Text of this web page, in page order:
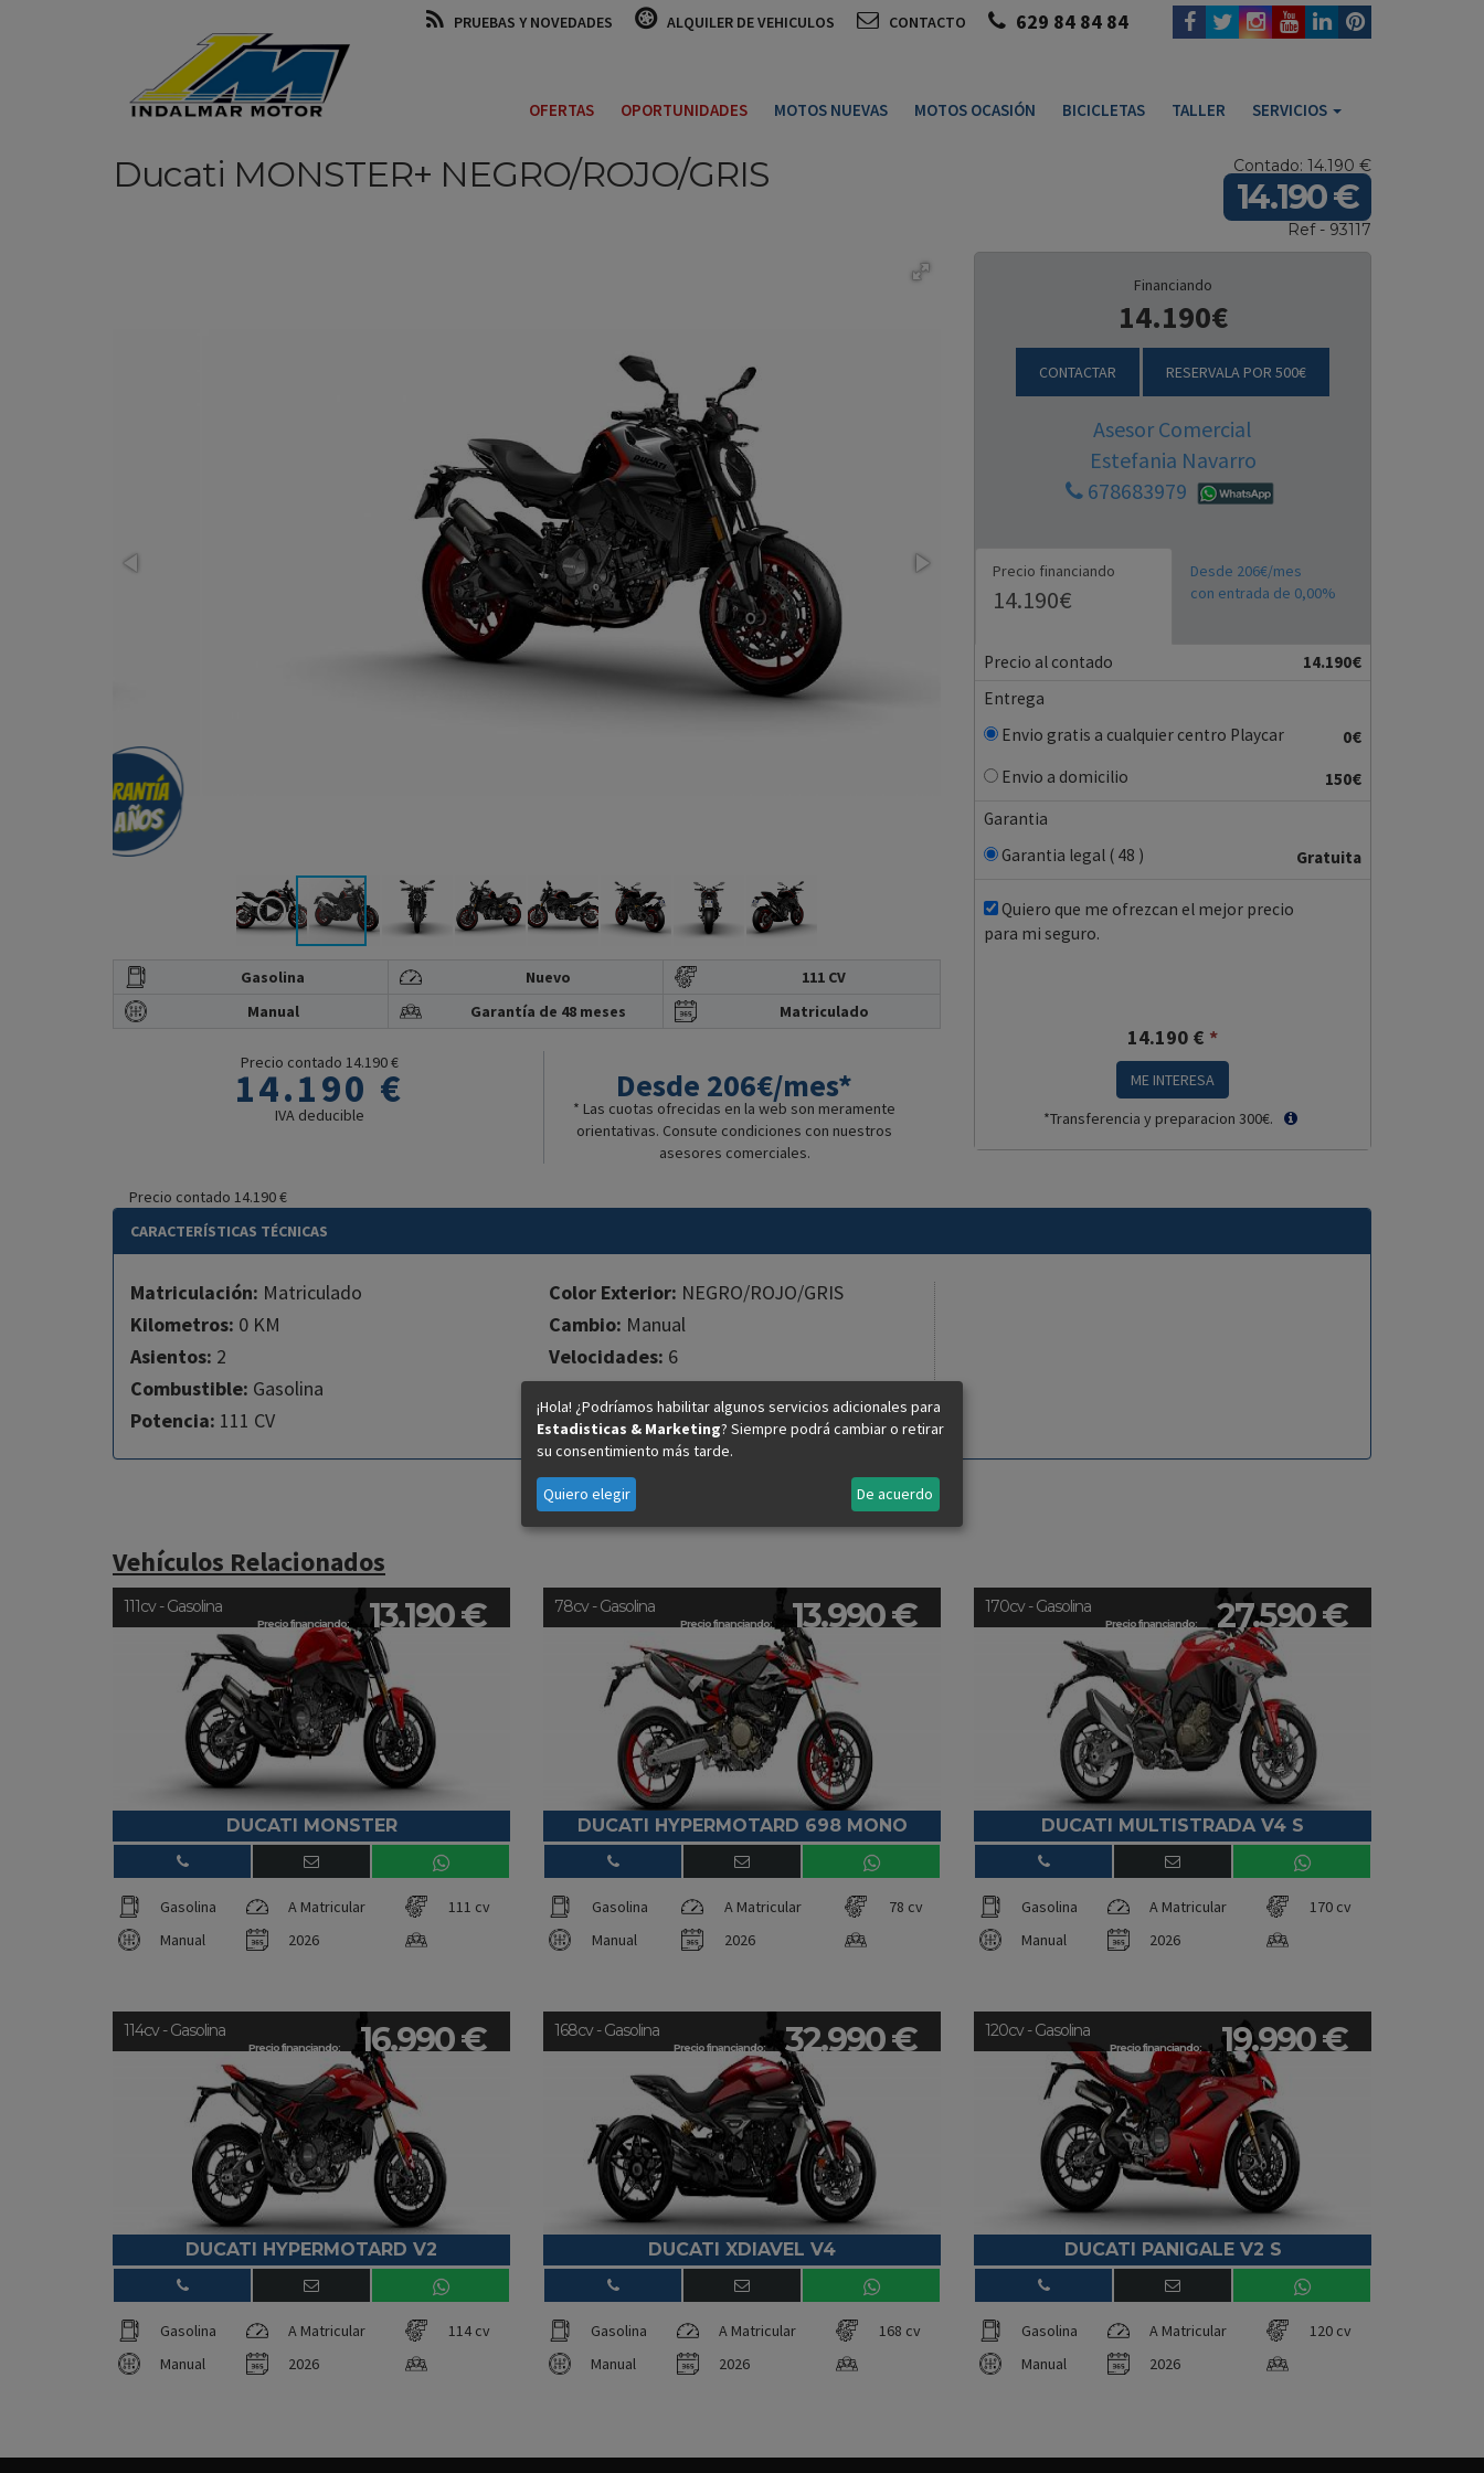
PRUEBAS Y NOVEDADES ALQUILER DE VEHICULOS CONTACTO 629 84 84 84
OFERTAS OPORTUNIDADES MOTOS NUEVAS MOTOS OCASIÓN BICICLETAS TALLER SERVICIOS
Contado: 14.190 €
14.190 €
Ref - 93117
Ducati MONSTER+ NEGRO/ROJO/GRIS
Gasolina Nuevo
111 CV
Manual
Garantía de 48 meses Matriculado
Precio contado 14.190 €
14.190 €
IVA deducible
Desde 206€/mes*
* Las cuotas ofrecidas en la web son meramente
orientativas. Consute condiciones con nuestros
asesores comerciales.
Precio contado 14.190 €
Financiando
14.190€
CONTACTAR RESERVALA POR 500€
Asesor Comercial
Estefania Navarro
678683979
Precio financiando
14.190€
Desde 206€/mes
con entrada de 0,00%
Precio al contado
14.190€
Entrega
Envio gratis a cualquier centro Playcar
0€
Envio a domicilio
150€
Garantia
Garantia legal ( 48 )
Gratuita
Quiero que me ofrezcan el mejor precio
para mi seguro.
14.190 € *
ME INTERESA
*Transferencia y preparacion 300€.
CARACTERÍSTICAS TÉCNICAS
Matriculación: Matriculado
Kilometros: 0 KM
Asientos: 2
Combustible: Gasolina
Potencia: 111 CV
Color Exterior: NEGRO/ROJO/GRIS
Cambio: Manual
Velocidades: 6
Cilindros:2
Cilindrada:937 cc.
Vehículos Relacionados
Precio financiando: 13.190 €
111cv - Gasolina
DUCATI MONSTER
Gasolina A Matricular
111 cv
Manual
2026
Precio financiando: 13.990 €
78cv - Gasolina
DUCATI HYPERMOTARD 698 MONO
Gasolina A Matricular
78 cv
Manual
2026
Precio financiando: 27.590 €
170cv - Gasolina
DUCATI MULTISTRADA V4 S
Gasolina A Matricular
170 cv
Manual
2026
Precio financiando: 16.990 €
114cv - Gasolina
DUCATI HYPERMOTARD V2
Gasolina A Matricular
114 cv
Manual
2026
Precio financiando: 32.990 €
168cv - Gasolina
DUCATI XDIAVEL V4
Gasolina A Matricular
168 cv
Manual
2026
Precio financiando: 19.990 €
120cv - Gasolina
DUCATI PANIGALE V2 S
Gasolina A Matricular
120 cv
Manual
2026
¡Hola! ¿Podríamos habilitar algunos servicios adicionales para
Estadisticas & Marketing? Siempre podrá cambiar o retirar
su consentimiento más tarde.
Quiero elegir De acuerdo